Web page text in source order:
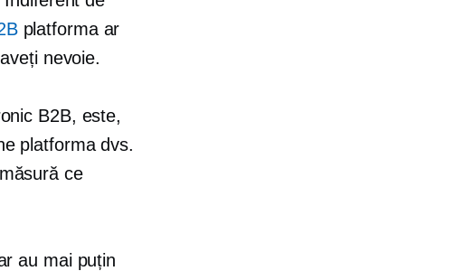
platforma ar
nevoie.
B2B, este,
platforma dvs.
ce
au mai puțin